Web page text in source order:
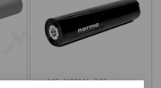
арт.MG-NORMA-7.62